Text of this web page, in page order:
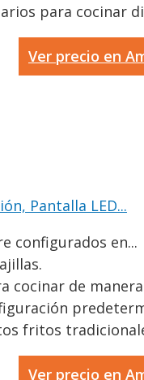
para cocinar
Ver precio en
Pantalla LED...
configurados en...
cocinar de
fritos
Ver precio en